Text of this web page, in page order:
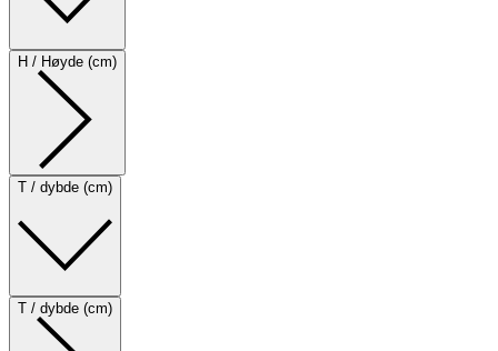
H / Høyde (cm)
T / dybde (cm)
T / dybde (cm)